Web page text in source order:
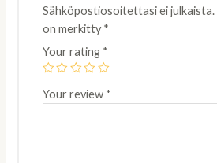
Sähköpostiosoitettasi ei julkaista.
on merkitty*
Your rating *
Your review *